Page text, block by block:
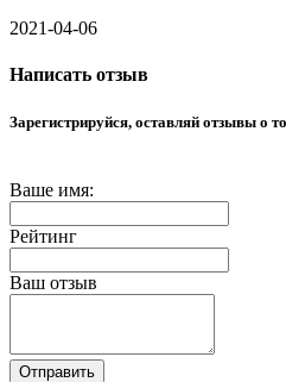
2021-04-06
Написать отзыв
Зарегистрируйся, оставляй отзывы о
Ваше имя:
Рейтинг
Ваш отзыв
Отправить